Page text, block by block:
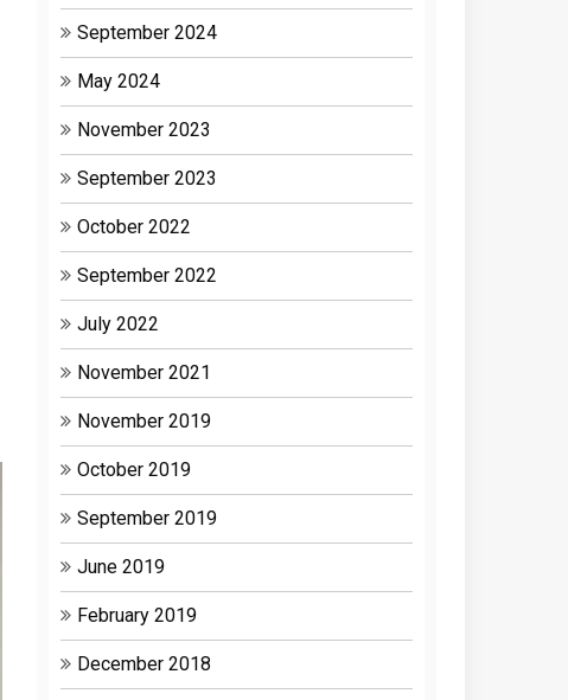
September 2024
May 2024
November 2023
September 2023
October 2022
September 2022
July 2022
November 2021
November 2019
October 2019
September 2019
June 2019
February 2019
December 2018